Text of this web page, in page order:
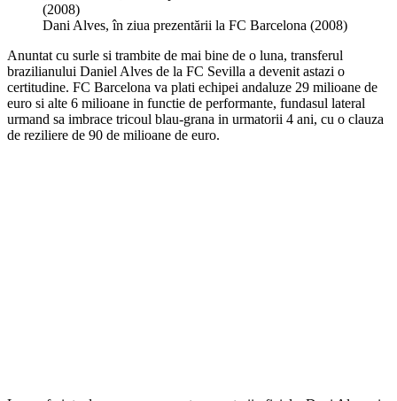
Dani Alves, în ziua prezentării la FC Barcelona (2008)
Anuntat cu surle si trambite de mai bine de o luna, transferul
brazilianului Daniel Alves de la FC Sevilla a devenit astazi o
certitudine. FC Barcelona va plati echipei andaluze 29 milioane de
euro si alte 6 milioane in functie de performante, fundasul lateral
urmand sa imbrace tricoul blau-grana in urmatorii 4 ani, cu o clauza
de reziliere de 90 de milioane de euro.